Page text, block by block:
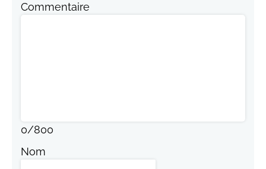
Commentaire
0/800
Nom